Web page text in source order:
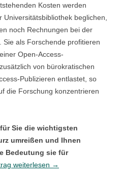
Kosten werden
beglichen,
noch Rechnungen bei der
Sie als Forschende profitieren
Open-Access-
von bürokratischen
Publizieren entlastet, so
die Forschung konzentrieren
Sie die wichtigsten
umreißen und Ihnen
Bedeutung sie für
weiterlesen DEAL-
→